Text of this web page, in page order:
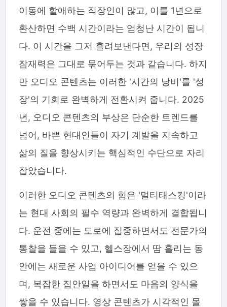
이동에 할애하는 직장인이 많고, 이를 1년으로
환산하면 수백 시간이라는 엄청난 시간이 됩니
다. 이 시간을 그저 흘려보낸다면, 우리의 성장
잠재력은 그대로 묶어두는 것과 같습니다. 하지
만 오디오 콘텐츠는 이러한 '시간의 낭비'를 '성
장'의 기회로 완벽하게 전환시켜 줍니다. 2025
년, 오디오 콘텐츠의 부상은 단순한 트렌드를
넘어, 바쁜 현대인들이 자기 계발을 지속하고
삶의 질을 향상시키는 핵심적인 수단으로 자리
잡았습니다.
이러한 오디오 콘텐츠의 힘은 '멀티태스킹'이라
는 현대 사회의 필수 역량과 완벽하게 결합됩니
다. 운전 중에는 도로에 집중하면서도 전문가의
통찰을 들을 수 있고, 헬스장에서 땀 흘리는 동
안에는 새로운 사업 아이디어를 얻을 수 있으
며, 복잡한 집안일을 하면서도 마음의 양식을
쌓을 수 있습니다. 영상 콘텐츠가 시각적인 몰